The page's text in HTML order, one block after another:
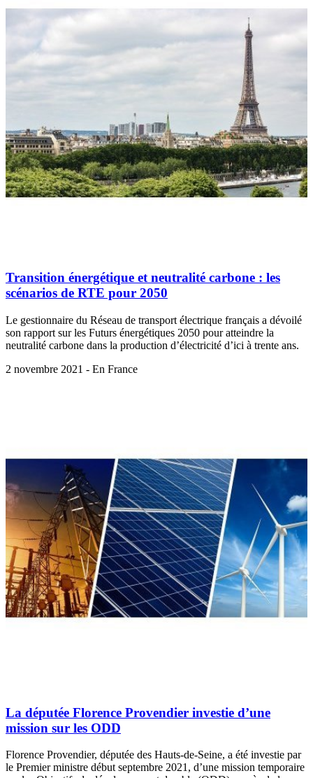
Transition énergétique et neutralité carbone : les
scénarios de RTE pour 2050
Le gestionnaire du Réseau de transport électrique français a dévoilé
son rapport sur les Futurs énergétiques 2050 pour atteindre la
neutralité carbone dans la production d’électricité d’ici à trente ans.
2 novembre 2021 - En France
La députée Florence Provendier investie d’une
mission sur les ODD
Florence Provendier, députée des Hauts-de-Seine, a été investie par
le Premier ministre début septembre 2021, d’une mission temporaire